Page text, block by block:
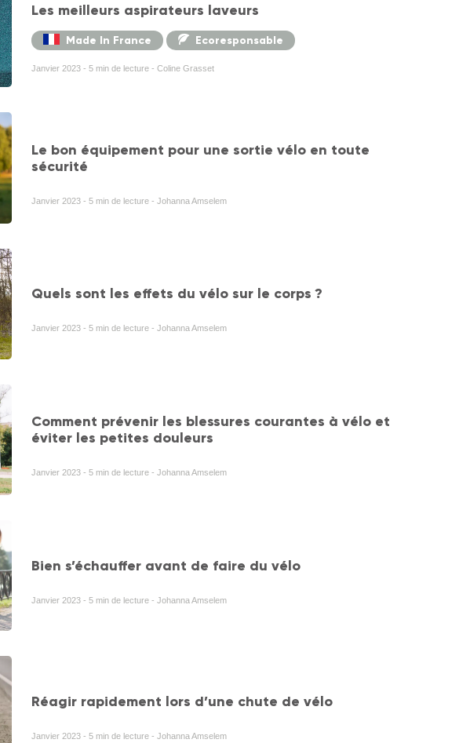
Les meilleurs aspirateurs laveurs
Made In France Ecoresponsable
Janvier 2023 - 5 min de lecture - Coline Grasset
Le bon équipement pour une sortie vélo en toute
sécurité
Janvier 2023 - 5 min de lecture - Johanna Amselem
Quels sont les effets du vélo sur le corps ?
Janvier 2023 - 5 min de lecture - Johanna Amselem
Comment prévenir les blessures courantes à vélo et
éviter les petites douleurs
Janvier 2023 - 5 min de lecture - Johanna Amselem
Bien s’échauffer avant de faire du vélo
Janvier 2023 - 5 min de lecture - Johanna Amselem
Réagir rapidement lors d’une chute de vélo
Janvier 2023 - 5 min de lecture - Johanna Amselem